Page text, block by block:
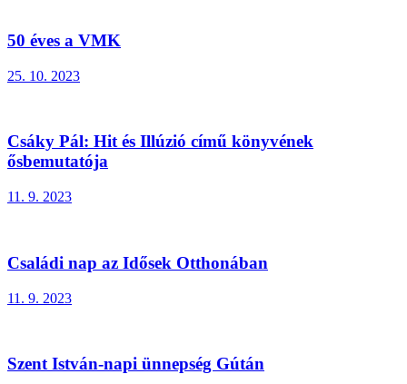
50 éves a VMK
25. 10. 2023
Csáky Pál: Hit és Illúzió című könyvének
ősbemutatója
11. 9. 2023
Családi nap az Idősek Otthonában
11. 9. 2023
Szent István-napi ünnepség Gútán